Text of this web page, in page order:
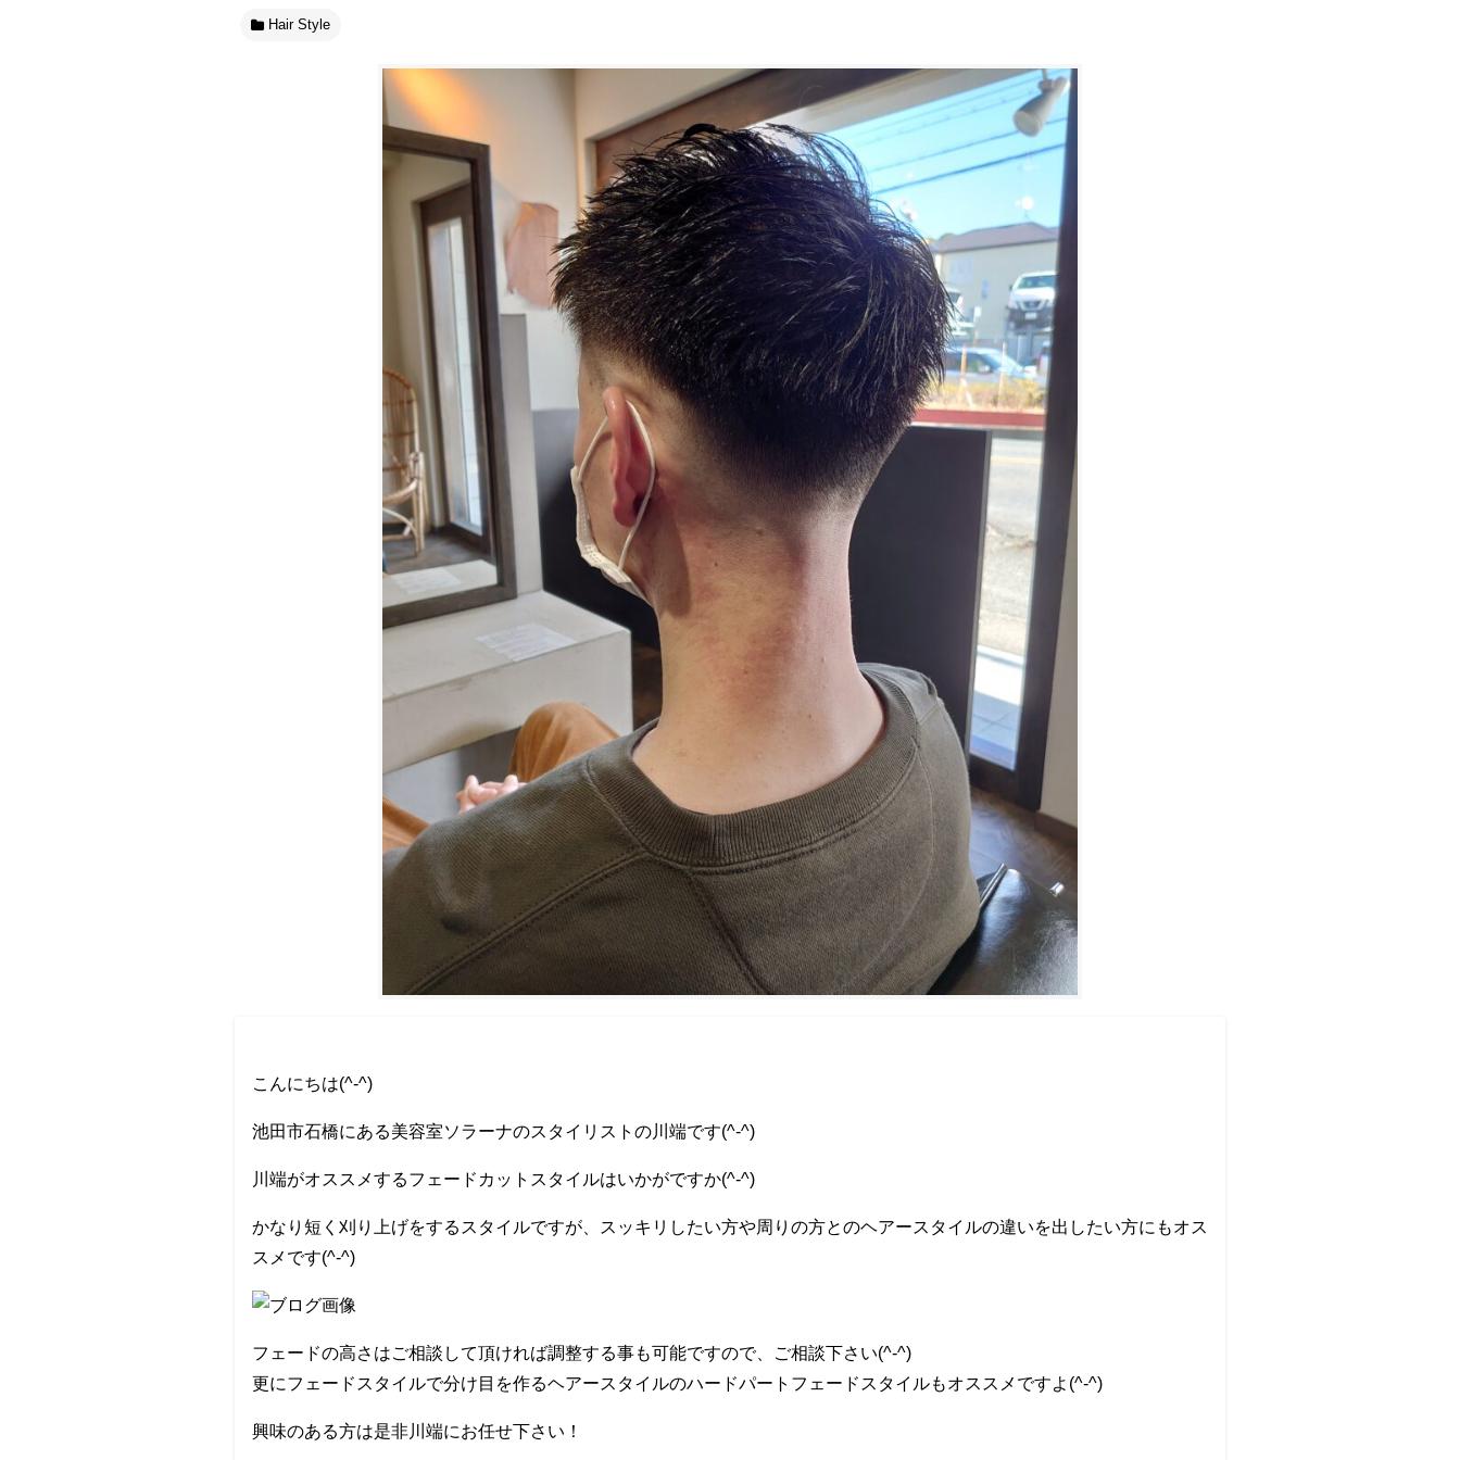
Hair Style
こんにちは(^-^)
池田市石橋にある美容室ソラーナのスタイリストの川端です(^-^)
川端がオススメするフェードカットスタイルはいかがですか(^-^)
かなり短く刈り上げをするスタイルですが、スッキリしたい方や周りの方とのヘアースタイルの違いを出したい方にもオス
スメです(^-^)
フェードの高さはご相談して頂ければ調整する事も可能ですので、ご相談下さい(^-^)
更にフェードスタイルで分け目を作るヘアースタイルのハードパートフェードスタイルもオススメですよ(^-^)
興味のある方は是非川端にお任せ下さい！